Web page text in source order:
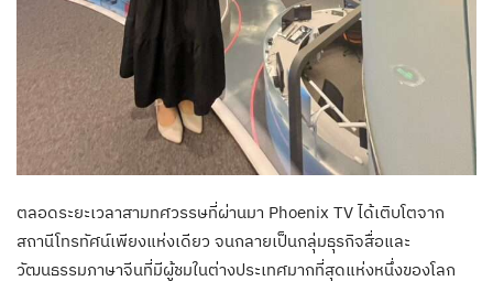
ตลอดระยะเวลาสามทศวรรษที่ผ่านมา Phoenix TV ได้เติบโตจาก
สถานีโทรทัศน์เพียงแห่งเดียว จนกลายเป็นกลุ่มธุรกิจสื่อและ
วัฒนธรรมภาษาจีนที่มีผู้ชมในต่างประเทศมากที่สุดแห่งหนึ่งของโลก